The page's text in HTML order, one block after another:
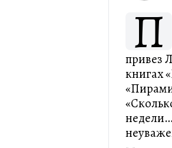
П
привез
книгах